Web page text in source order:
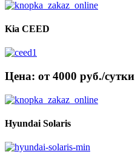
Kia CEED
Цена: от 4000 руб./сутки
Hyundai Solaris